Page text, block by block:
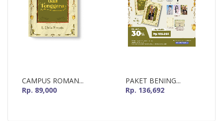
CAMPUS ROMAN...
Rp. 89,000
PAKET BENING...
Rp. 136,692